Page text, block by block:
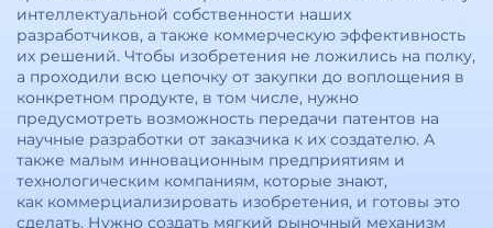
интеллектуальной собственности наших
разработчиков, а также коммерческую эффективность
их решений. Чтобы изобретения не ложились на полку,
а проходили всю цепочку от закупки до воплощения в
конкретном продукте, в том числе, нужно
предусмотреть возможность передачи патентов на
научные разработки от заказчика к их создателю. А
также малым инновационным предприятиям и
технологическим компаниям, которые знают,
как коммерциализировать изобретения, и готовы это
сделать. Нужно создать мягкий рыночный механизм